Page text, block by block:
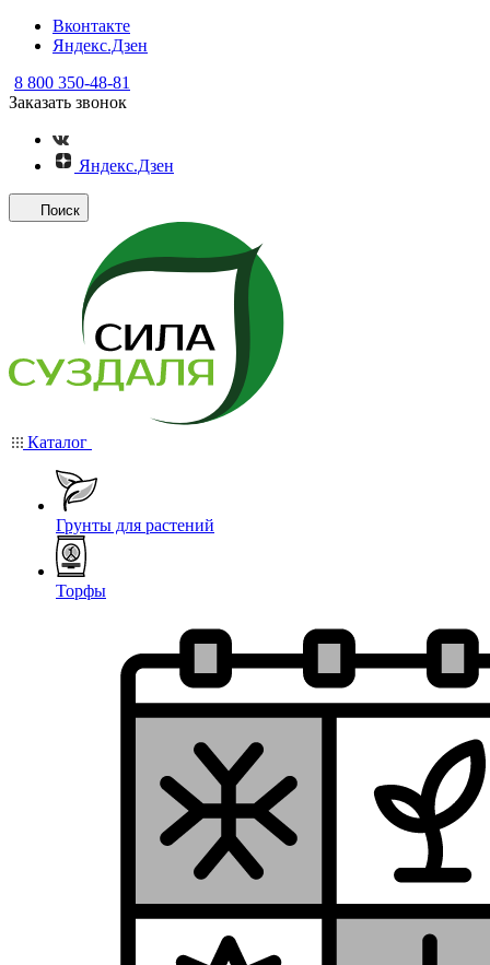
Вконтакте
Яндекс.Дзен
8 800 350-48-81
Заказать звонок
Яндекс.Дзен
Поиск
Каталог
Грунты для растений
Торфы